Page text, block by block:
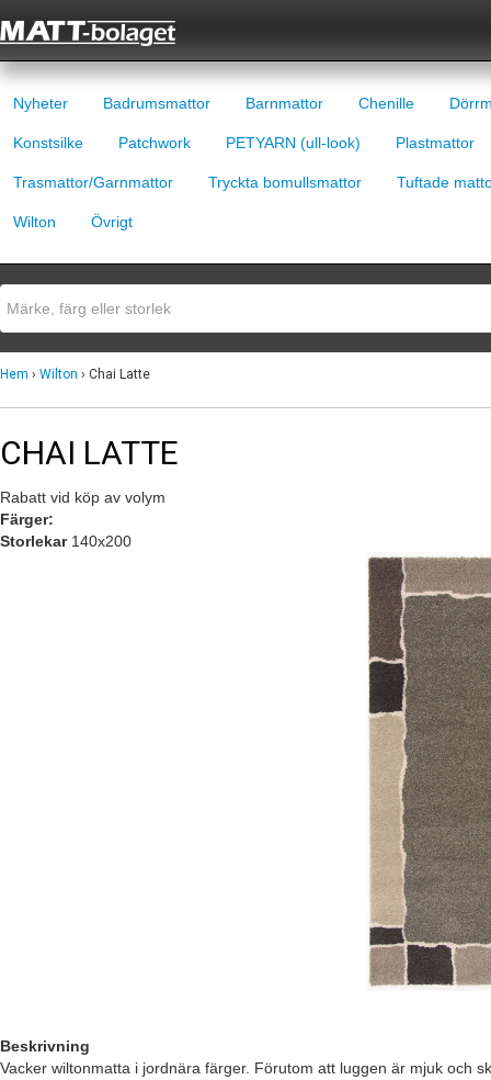
Nyheter Badrumsmattor Barnmattor Chenille
Konstsilke Patchwork PETYARN (ull-look) Plastmattor
Trasmattor/Garnmattor Tryckta bomullsmattor Tuftade
Wilton Övrigt
Hem › Wilton › Chai Latte
CHAI LATTE
Rabatt vid köp av volym
Färger:
Storlekar140x200
Beskrivning
Vacker wiltonmatta i jordnära färger. Förutom att luggen är mjuk och